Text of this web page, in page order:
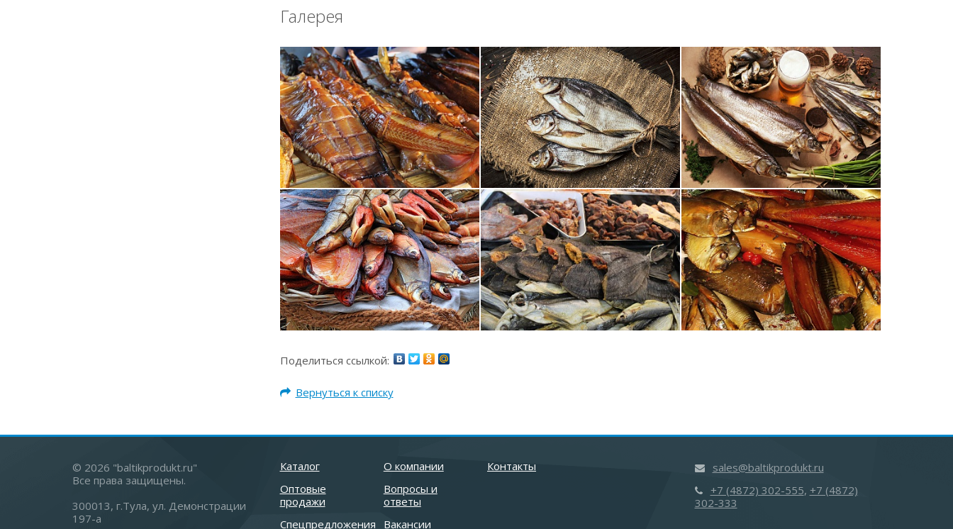
Галерея
Поделиться ссылкой:
Вернуться к списку
© 2026 "baltikprodukt.ru"
Все права защищены.
300013, г.Тула, ул. Демонстрации
197-а
Каталог
Оптовые
продажи
Спецпредложения
О компании
Вопросы и
ответы
Вакансии
Контакты
sales@baltikprodukt.ru
+7 (4872) 302-555, +7 (4872)
302-333